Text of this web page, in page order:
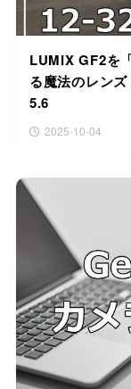
LUMIX GF2を
る魔法のレン
5.6
2025-10-04